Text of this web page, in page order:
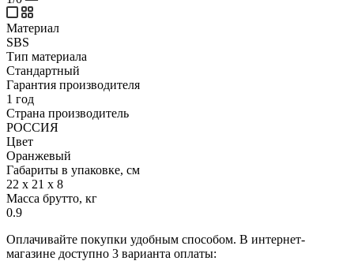
Материал
SBS
Тип материала
Стандартный
Гарантия производителя
1 год
Страна производитель
РОССИЯ
Цвет
Оранжевый
Габариты в упаковке, см
22 х 21 х 8
Масса брутто, кг
0.9
Оплачивайте покупки удобным способом. В интернет-
магазине доступно 3 варианта оплаты: